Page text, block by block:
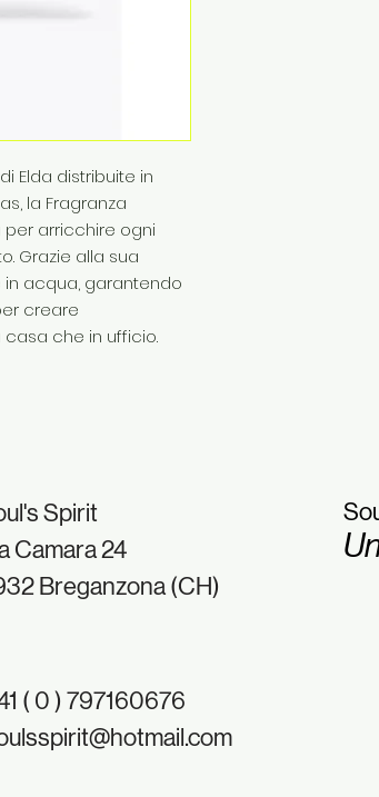
Elda distribuite in
la Fragranza
arricchire ogni
Grazie alla sua
acqua, garantendo
creare
che in ufficio.
Spirit
Camara 24
Breganzona (CH)
( 0 ) 797160676